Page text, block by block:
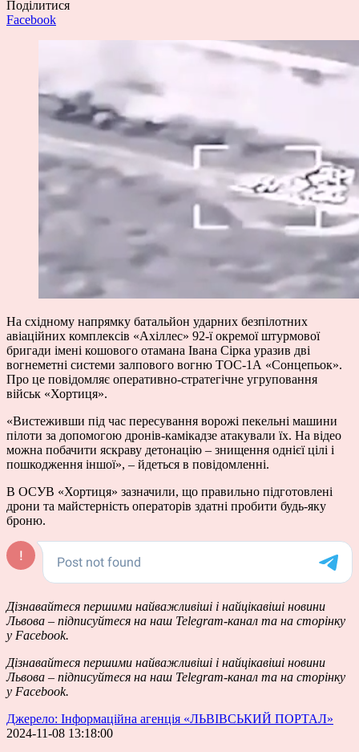
Поділитися
Facebook
На східному напрямку батальйон ударних безпілотних
авіаційних комплексів «Ахіллес» 92-ї окремої штурмової
бригади імені кошового отамана Івана Сірка уразив дві
вогнеметні системи залпового вогню ТОС-1А «Сонцепьок».
Про це повідомляє оперативно-стратегічне угруповання
військ «Хортиця».
«Вистеживши під час пересування ворожі пекельні машини
пілоти за допомогою дронів-камікадзе атакували їх. На відео
можна побачити яскраву детонацію – знищення однієї цілі і
пошкодження іншої», – йдеться в повідомленні.
В ОСУВ «Хортиця» зазначили, що правильно підготовлені
дрони та майстерність операторів здатні пробити будь-яку
броню.
Дізнавайтеся першими найважливіші і найцікавіші новини
Львова – підписуйтеся на наш Telegram-канал та на сторінку
у Facebook.
Дізнавайтеся першими найважливіші і найцікавіші новини
Львова – підписуйтеся на наш Telegram-канал та на сторінку
у Facebook.
Джерело: Інформаційна агенція «ЛЬВІВСЬКИЙ ПОРТАЛ»
2024-11-08 13:18:00